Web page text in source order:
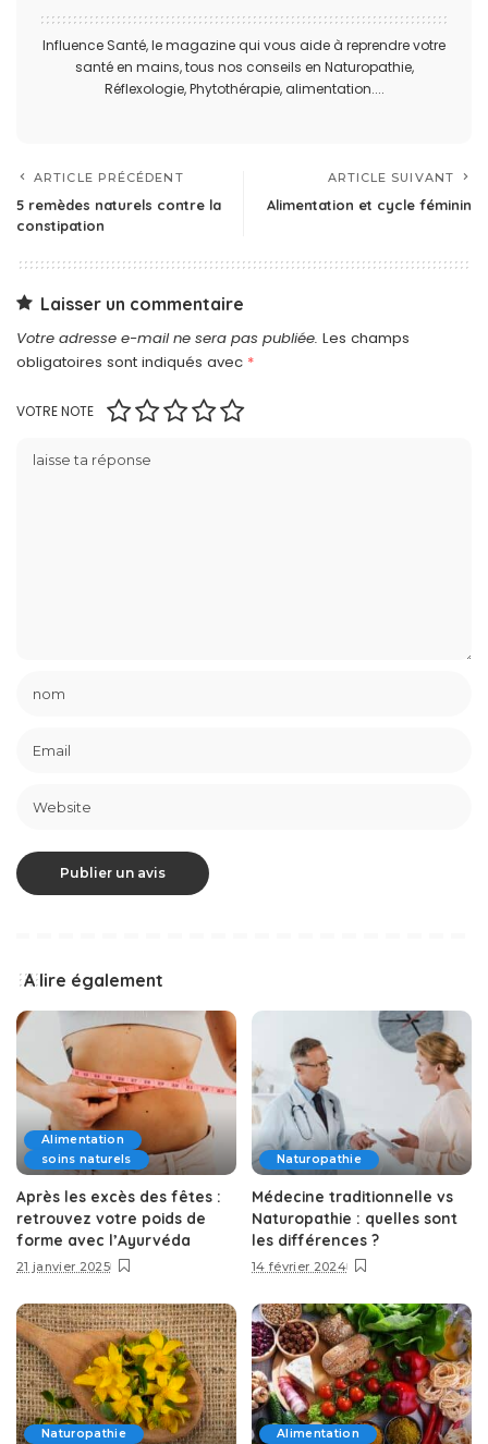
Influence Santé, le magazine qui vous aide à reprendre votre
santé en mains, tous nos conseils en Naturopathie,
Réflexologie, Phytothérapie, alimentation....
ARTICLE PRÉCÉDENT
5 remèdes naturels contre la
constipation
ARTICLE SUIVANT
Alimentation et cycle féminin
Laisser un commentaire
Votre adresse e-mail ne sera pas publiée. Les champs
obligatoires sont indiqués avec *
VOTRE NOTE
A lire également
Alimentation
soins naturels
Après les excès des fêtes :
retrouvez votre poids de
forme avec l’Ayurvéda
21 janvier 2025
Naturopathie
Médecine traditionnelle vs
Naturopathie : quelles sont
les différences ?
14 février 2024
Naturopathie
Alimentation